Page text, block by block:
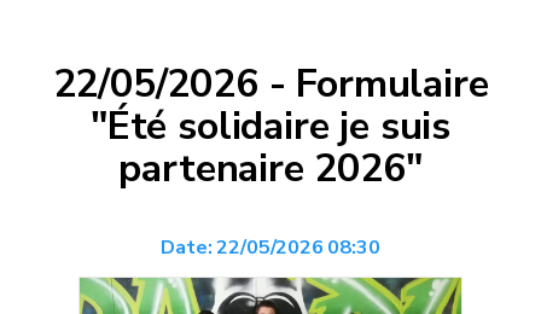
22/05/2026 - Formulaire
"Été solidaire je suis
partenaire 2026"
Date: 22/05/2026 08:30